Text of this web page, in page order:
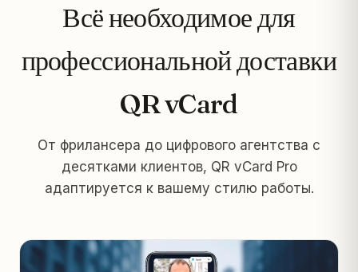
Всё необходимое для
профессиональной доставки
QR vCard
От фрилансера до цифрового агентства с
десятками клиентов, QR vCard Pro
адаптируется к вашему стилю работы.